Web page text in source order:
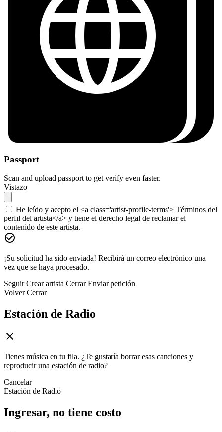
Passport
Scan and upload passport to get verify even faster.
Vistazo
He leído y acepto el <a class='artist-profile-terms'> Términos del
perfil del artista</a> y tiene el derecho legal de reclamar el
contenido de este artista.
¡Su solicitud ha sido enviada! Recibirá un correo electrónico una
vez que se haya procesado.
Seguir Crear artista Cerrar Enviar petición
Volver Cerrar
Estación de Radio
Tienes música en tu fila. ¿Te gustaría borrar esas canciones y
reproducir una estación de radio?
Cancelar
Estación de Radio
Ingresar, no tiene costo